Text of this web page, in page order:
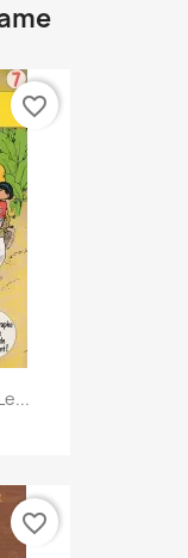
favorite_border
favorite_border